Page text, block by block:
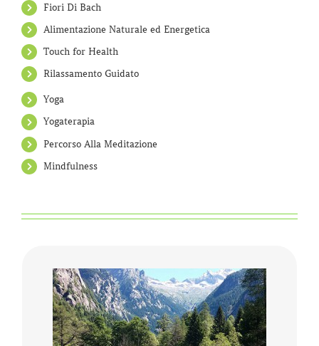
Fiori Di Bach
Alimentazione Naturale ed Energetica
Touch for Health
Rilassamento Guidato
Yoga
Yogaterapia
Percorso Alla Meditazione
Mindfulness
Che cos’è la Naturopatia e di cosa si occupa?
Secondo quanto enunciato nel 2010
dall’Organizzazione Mondiale della Salute, …